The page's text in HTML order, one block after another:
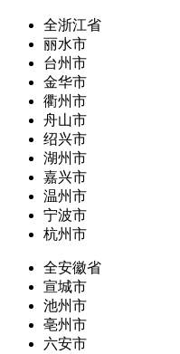
全浙江省
丽水市
台州市
金华市
衢州市
舟山市
绍兴市
湖州市
嘉兴市
温州市
宁波市
杭州市
全安徽省
宣城市
池州市
亳州市
六安市